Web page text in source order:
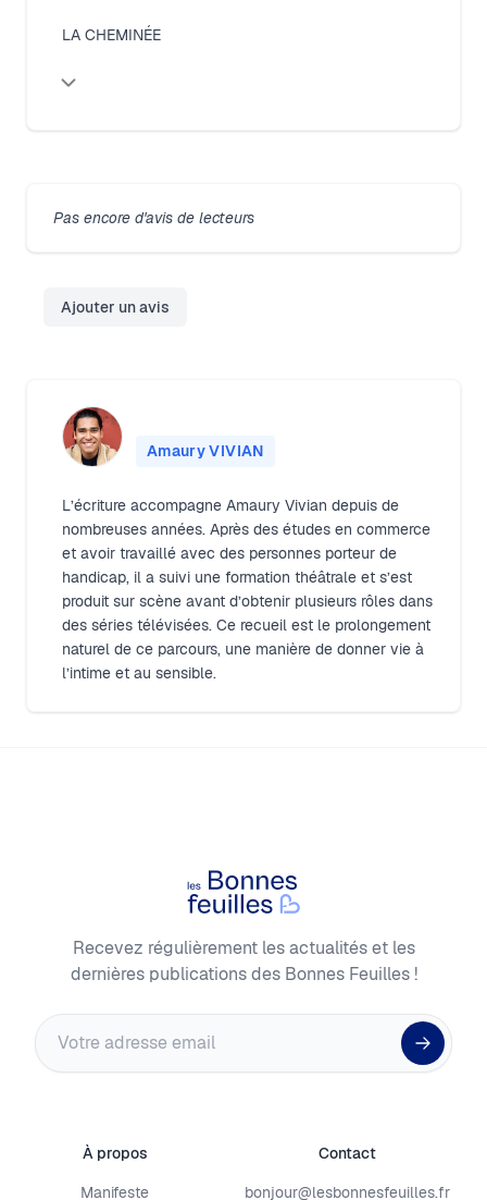
LA CHEMINÉE
Pas encore d'avis de lecteurs
Ajouter un avis
Amaury VIVIAN
L’écriture accompagne Amaury Vivian depuis de
nombreuses années. Après des études en commerce
et avoir travaillé avec des personnes porteur de
handicap, il a suivi une formation théâtrale et s’est
produit sur scène avant d’obtenir plusieurs rôles dans
des séries télévisées. Ce recueil est le prolongement
naturel de ce parcours, une manière de donner vie à
l’intime et au sensible.
Les Bonnes Feuilles
Recevez régulièrement les actualités et les
dernières publications des Bonnes Feuilles !
Adresse email
À propos
Manifeste
Contact
bonjour@lesbonnesfeuilles.fr